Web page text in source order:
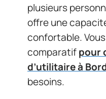
plusieurs
offre une
confortable.
comparatifpour
d’utilitaire à
besoins.